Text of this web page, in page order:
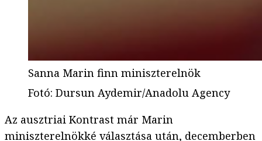
Sanna Marin finn miniszterelnök
Fotó: Dursun Aydemir/Anadolu Agency
Az ausztriai Kontrast már Marin
miniszterelnökké választása után, decemberben